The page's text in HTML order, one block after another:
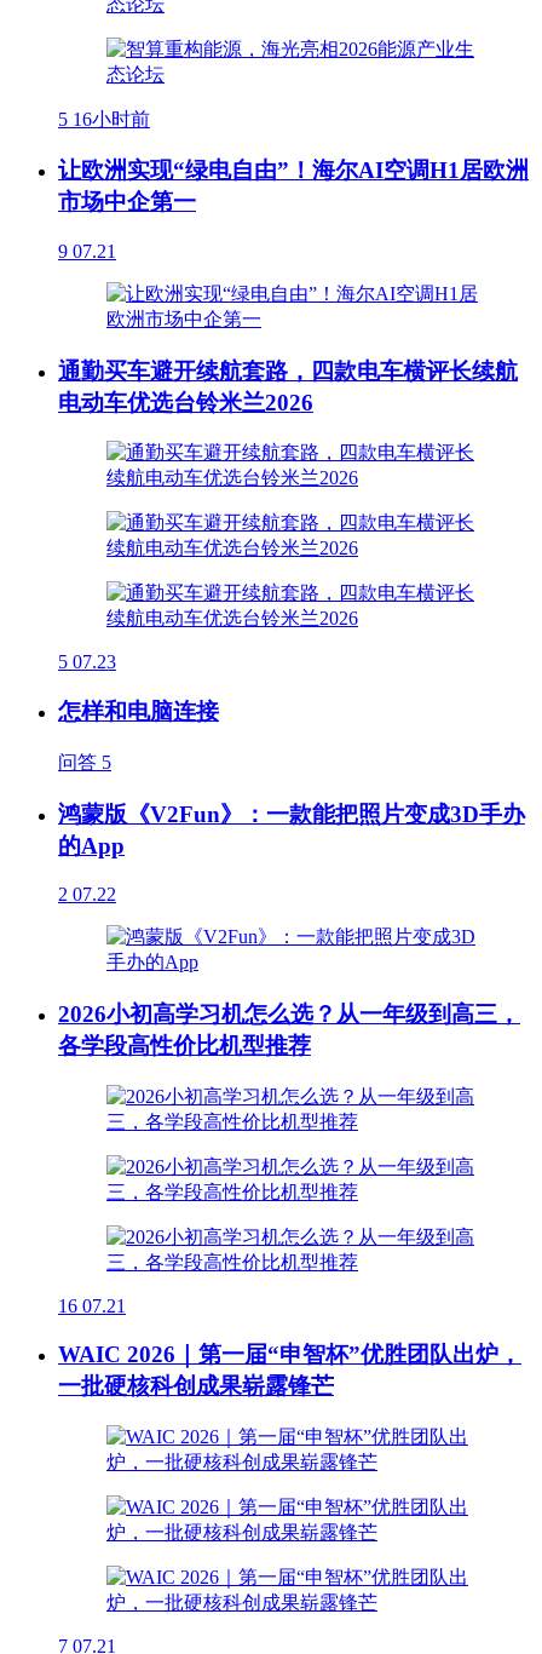
5 16小时前
让欧洲实现“绿电自由”！海尔AI空调H1居欧洲
市场中企第一
9 07.21
通勤买车避开续航套路，四款电车横评长续航
电动车优选台铃米兰2026
5 07.23
怎样和电脑连接
问答 5
鸿蒙版《V2Fun》：一款能把照片变成3D手办
的App
2 07.22
2026小初高学习机怎么选？从一年级到高三，
各学段高性价比机型推荐
16 07.21
WAIC 2026｜第一届“申智杯”优胜团队出炉，
一批硬核科创成果崭露锋芒
7 07.21